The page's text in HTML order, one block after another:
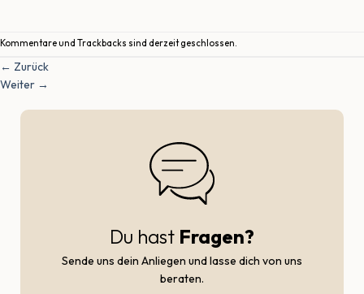
Kommentare und Trackbacks sind derzeit geschlossen.
← Zurück
Weiter →
Du hast Fragen?
Sende uns dein Anliegen und lasse dich von uns
beraten.